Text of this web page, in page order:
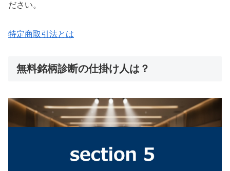
ださい。
特定商取引法とは
無料銘柄診断の仕掛け人は？